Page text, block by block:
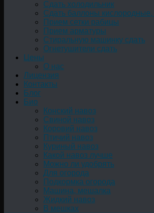
Сдать холодильник
Сдать баллоны кислородные,
Прием сетки рабицы
Прием арматуры
Стиральную машинку сдать
Огнетушители сдать
Цены
О нас
Лицензия
Контакты
Блог
Био
Конский навоз
Свиной навоз
Коровий навоз
Птичий навоз
Куриный навоз
Какой навоз лучше
Можно ли удобрять
Для огорода
Подкормка огорода
Машина, мешалка
Жидкий навоз
В мешках